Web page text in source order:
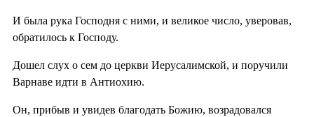
И была рука Господня с ними, и великое число, уверовав,
обратилось к Господу.
Дошел слух о сем до церкви Иерусалимской, и поручили
Варнаве идти в Антиохию.
Он, прибыв и увидев благодать Божию, возрадовался